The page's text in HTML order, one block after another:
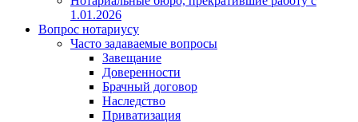
1.01.2026
Вопрос нотариусу
Часто задаваемые вопросы
Завещание
Доверенности
Брачный договор
Наследство
Приватизация